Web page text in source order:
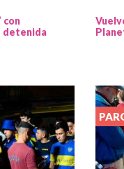
con
detenida